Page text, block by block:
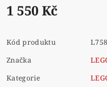
1 550 Kč
Kód produktu
Značka
Kategorie